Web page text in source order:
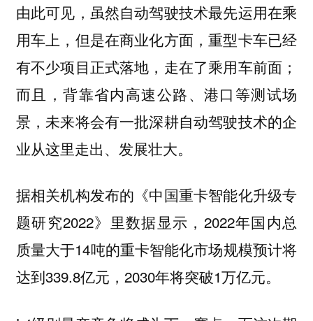
由此可见，虽然自动驾驶技术最先运用在乘
用车上，但是在商业化方面，重型卡车已经
有不少项目正式落地，走在了乘用车前面；
而且，背靠省内高速公路、港口等测试场
景，未来将会有一批深耕自动驾驶技术的企
业从这里走出、发展壮大。
据相关机构发布的《中国重卡智能化升级专
题研究2022》里数据显示，2022年国内总
质量大于14吨的重卡智能化市场规模预计将
达到339.8亿元，2030年将突破1万亿元。